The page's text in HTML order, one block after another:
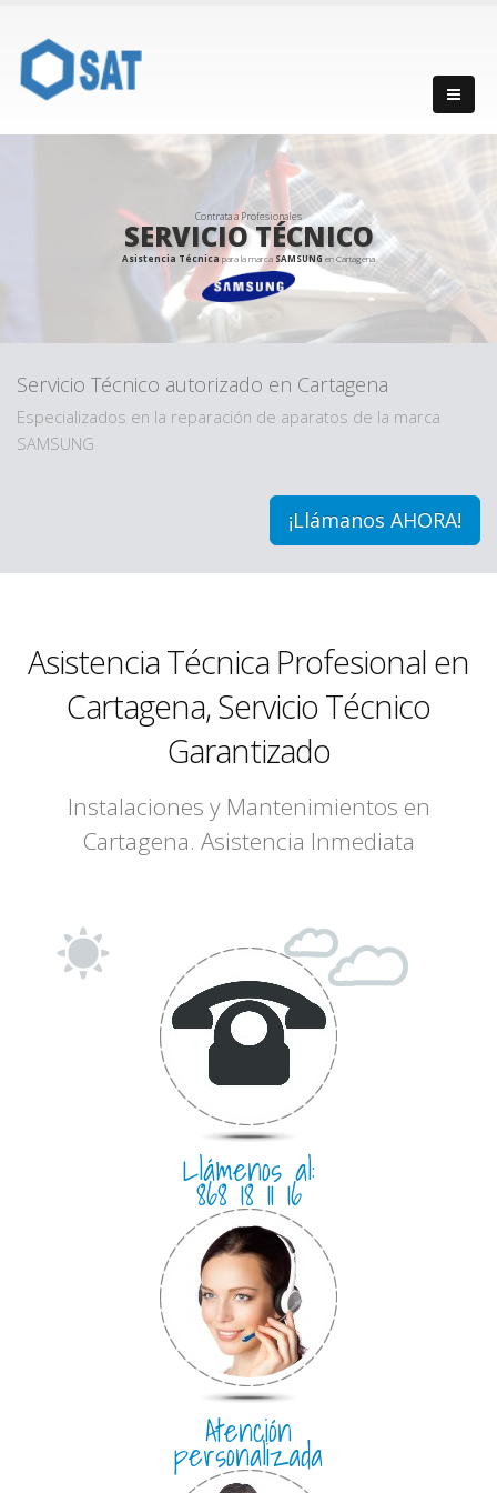
Contrata a Profesionales
SERVICIO TÉCNICO
Asistencia Técnica para la marca SAMSUNG en Cartagena
Servicio Técnico autorizado en Cartagena
Especializados en la reparación de aparatos de la marca
SAMSUNG
¡Llámanos AHORA!
Asistencia Técnica Profesional en
Cartagena, Servicio Técnico
Garantizado
Instalaciones y Mantenimientos en
Cartagena. Asistencia Inmediata
Llámenos al:
868 18 11 16
Atención
personalizada